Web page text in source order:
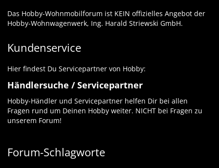
Das Hobby-Wohnmobilforum ist KEIN offizielles Angebot der
Hobby-Wohnwagenwerk, Ing. Harald Striewski GmbH.
Kundenservice
Hier findest Du Servicepartner von Hobby:
Händlersuche / Servicepartner
Hobby-Händler und Servicepartner helfen Dir bei allen
Fragen rund um Deinen Hobby weiter. NICHT bei Fragen zu
unserem Forum!
Forum-Schlagworte